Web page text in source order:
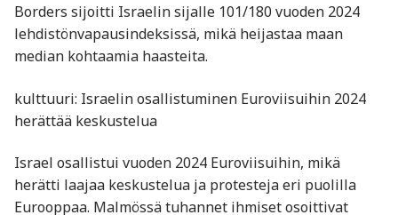
Borders sijoitti Israelin sijalle 101/180 vuoden 2024
lehdistönvapausindeksissä, mikä heijastaa maan
median kohtaamia haasteita.
kulttuuri: Israelin osallistuminen Euroviisuihin 2024
herättää keskustelua
Israel osallistui vuoden 2024 Euroviisuihin, mikä
herätti laajaa keskustelua ja protesteja eri puolilla
Eurooppaa. Malmössä tuhannet ihmiset osoittivat